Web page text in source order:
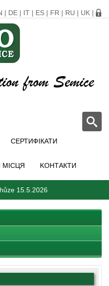
| DE | IT | ES | FR | RU | UK |
СЕРТИФІКАТИ
МІСЦЯ KОНТАКТИ
15.5.2026